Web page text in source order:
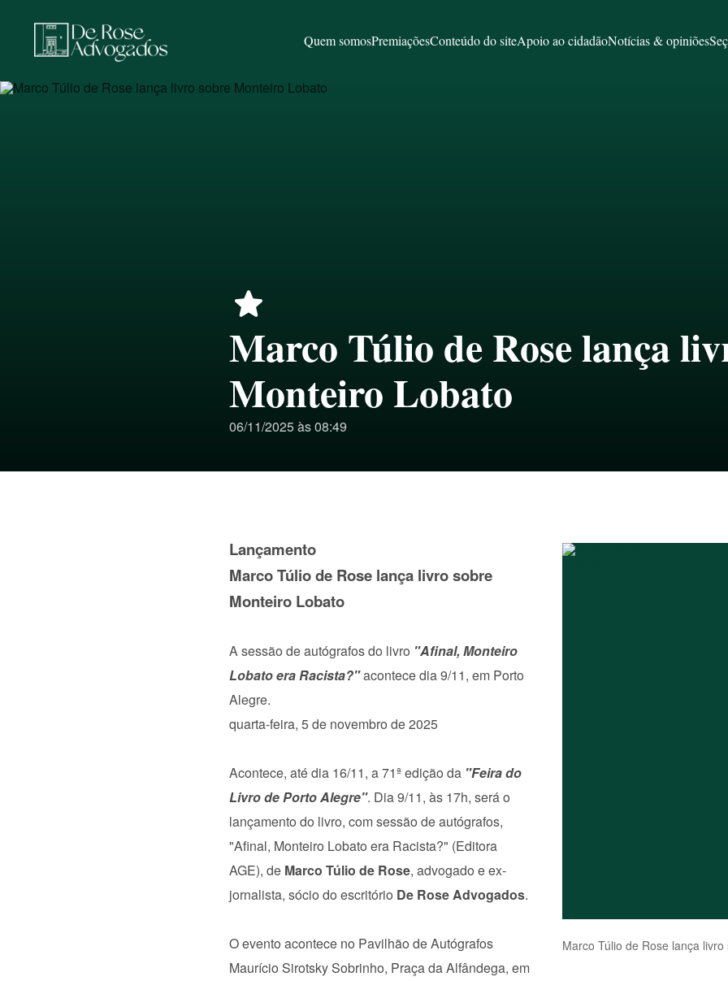
Quem somosPremiaçõesConteúdo do siteApoio ao cidadãoNotícias & opiniões
star
Marco Túlio de Rose lança
Monteiro Lobato
06/11/2025 às 08:49
Marco Túlio de Rose lança
Lançamento
Marco Túlio de Rose lança livro sobre
Monteiro Lobato
A sessão de autógrafos do livro "Afinal, Monteiro
Lobato era Racista?"acontece dia 9/11, em Porto
Alegre.
quarta-feira, 5 de novembro de 2025
Acontece, até dia 16/11, a 71ª edição da "Feira do
Livro de Porto Alegre". Dia 9/11, às 17h, será o
lançamento do livro, com sessão de autógrafos,
"Afinal, Monteiro Lobato era Racista?" (Editora
AGE), de Marco Túlio de Rose, advogado e ex-
jornalista, sócio do escritório De Rose Advogados.
O evento acontece no Pavilhão de Autógrafos
Maurício Sirotsky Sobrinho, Praça da Alfândega, em